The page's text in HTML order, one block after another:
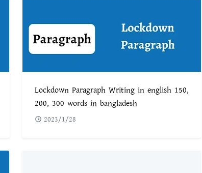
Lockdown Paragraph Writing in english 150,
200, 300 words in bangladesh
2023/1/28